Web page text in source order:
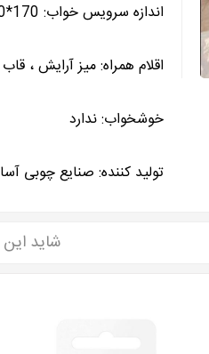
اندازه سرویس خواب: 170*2.10 سانتیمتر
اقلام همراه: میز آرایش ، قاب آینه ،
خوشخواب: ندارد
تولید کننده: صنایع چوبی
شاید